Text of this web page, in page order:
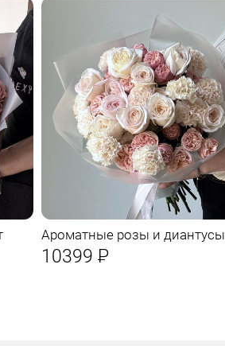
Ароматные розы и диантусы
10399 Р